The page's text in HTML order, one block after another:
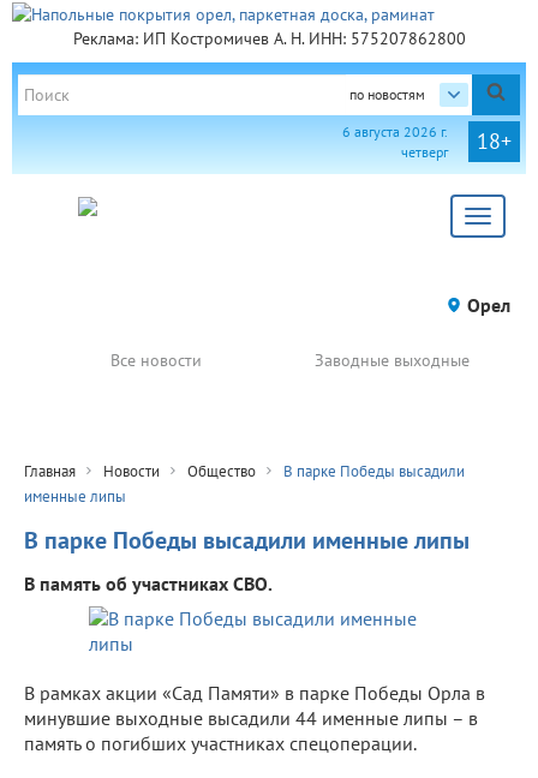
Реклама: ИП Костромичев А. Н. ИНН: 575207862800
по новостям
18+
6 августа 2026 г.
четверг
Toggle
Орел
Все новости Заводные выходные
Главная Новости Общество
В парке Победы высадили
именные липы
В парке Победы высадили именные липы
В память об участниках СВО.
В рамках акции «Сад Памяти» в парке Победы Орла в
минувшие выходные высадили 44 именные липы – в
память о погибших участниках спецоперации.